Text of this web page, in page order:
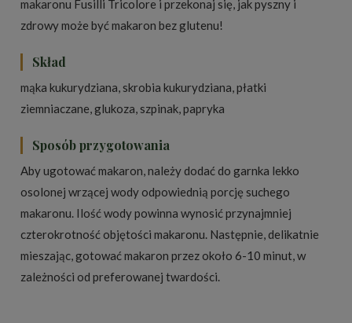
makaronu Fusilli Tricolore i przekonaj się, jak pyszny i
zdrowy może być makaron bez glutenu!
Skład
mąka kukurydziana, skrobia kukurydziana, płatki
ziemniaczane, glukoza, szpinak, papryka
Sposób przygotowania
Aby ugotować makaron, należy dodać do garnka lekko
osolonej wrzącej wody odpowiednią porcję suchego
makaronu. Ilość wody powinna wynosić przynajmniej
czterokrotność objętości makaronu. Następnie, delikatnie
mieszając, gotować makaron przez około 6-10 minut, w
zależności od preferowanej twardości.